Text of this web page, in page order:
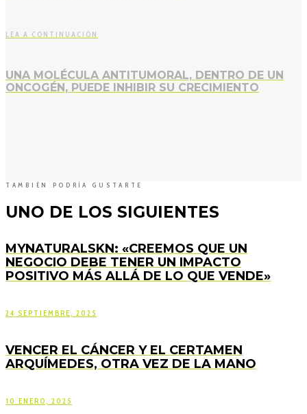
LEA A CONTINUACIÓN
UNA MOLÉCULA ANTITUMORAL, DENTRO DE UN
ONCOGÉN, PUEDE INHIBIR SU CRECIMIENTO
TAMBIÉN PODRÍA GUSTARTE
UNO DE LOS SIGUIENTES
MYNATURALSKN: «CREEMOS QUE UN
NEGOCIO DEBE TENER UN IMPACTO
POSITIVO MÁS ALLÁ DE LO QUE VENDE»
24 SEPTIEMBRE, 2025
VENCER EL CÁNCER Y EL CERTAMEN
ARQUÍMEDES, OTRA VEZ DE LA MANO
10 ENERO, 2025